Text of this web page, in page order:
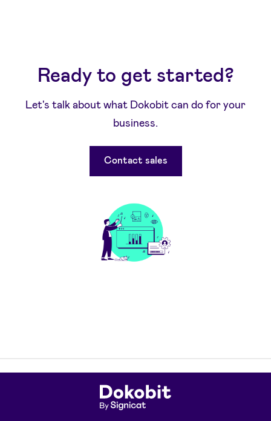
Ready to get started?
Let's talk about what Dokobit can do for your
business.
Contact sales